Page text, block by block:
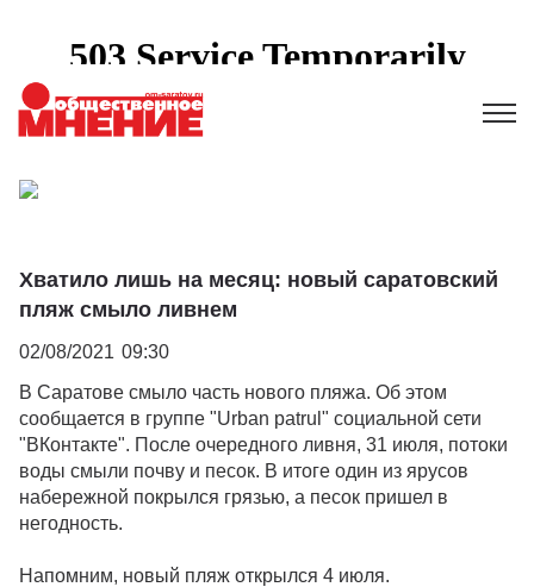
Хватило лишь на месяц: новый саратовский
пляж смыло ливнем
02/08/2021 09:30
В Саратове смыло часть нового пляжа. Об этом
сообщается в группе "Urban patrul" социальной сети
"ВКонтакте". После очередного ливня, 31 июля, потоки
воды смыли почву и песок. В итоге один из ярусов
набережной покрылся грязью, а песок пришел в
негодность.
Напомним, новый пляж открылся 4 июля.